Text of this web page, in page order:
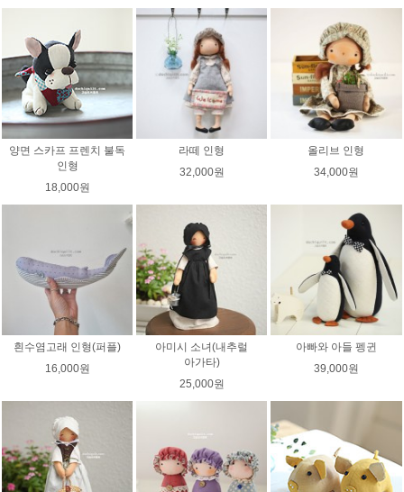
양면 스카프 프렌치 불독
인형
18,000원
라떼 인형
32,000원
올리브 인형
34,000원
흰수염고래 인형(퍼플)
16,000원
아미시 소녀(내추럴
아가타)
25,000원
아빠와 아들 펭귄
39,000원